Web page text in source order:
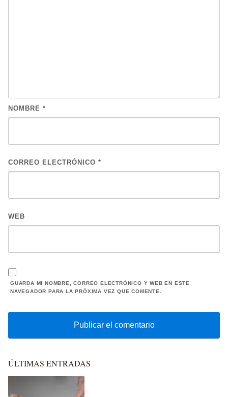
NOMBRE *
CORREO ELECTRÓNICO *
WEB
GUARDA MI NOMBRE, CORREO ELECTRÓNICO Y WEB EN ESTE
NAVEGADOR PARA LA PRÓXIMA VEZ QUE COMENTE.
ÚLTIMAS ENTRADAS